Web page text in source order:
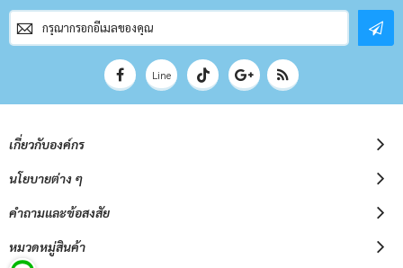
สมัคร
สมาชิก
จดหมาย
Line
เกี่ยวกับองค์กร
นโยบายต่าง ๆ
คำถามและข้อสงสัย
หมวดหมู่สินค้า